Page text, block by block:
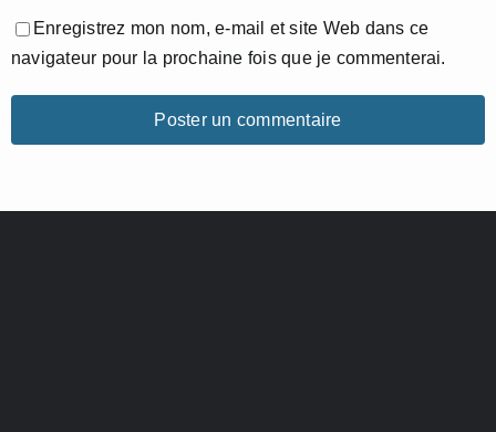
Enregistrez mon nom, e-mail et site Web dans ce
navigateur pour la prochaine fois que je commenterai.